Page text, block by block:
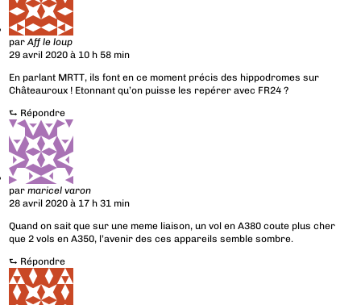
parAff le loup
29 avril 2020 à 10 h 58 min
En parlant MRTT, ils font en ce moment précis des hippodromes sur
Châteauroux ! Etonnant qu’on puisse les repérer avec FR24 ?
⮑ Répondre
parmaricel varon
28 avril 2020 à 17 h 31 min
Quand on sait que sur une meme liaison, un vol en A380 coute plus cher
que 2 vols en A350, l’avenir des ces appareils semble sombre.
⮑ Répondre